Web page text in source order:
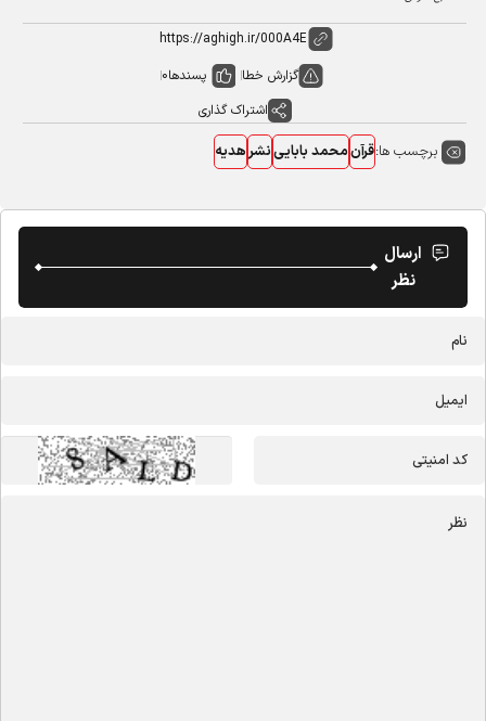
گزارش خطا پسندها0
اشتراک گذاری
برچسب ها:قرآنمحمد بابایینشرهدیه
ارسال
نظر